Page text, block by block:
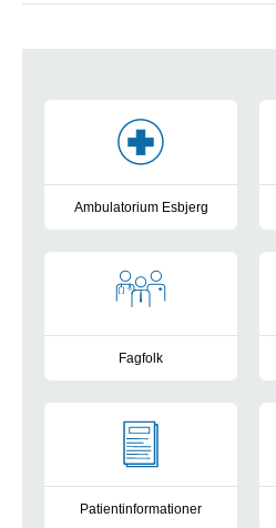
Ambulatorium Esbjerg
Fagfolk
Patientinformationer